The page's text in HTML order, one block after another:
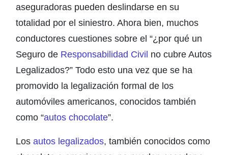
aseguradoras pueden deslindarse en su
totalidad por el siniestro. Ahora bien, muchos
conductores cuestiones sobre el “¿por qué un
Seguro de Responsabilidad Civil no cubre Autos
Legalizados?” Todo esto una vez que se ha
promovido la legalización formal de los
automóviles americanos, conocidos también
como “autos chocolate”.
Los autos legalizados, también conocidos como